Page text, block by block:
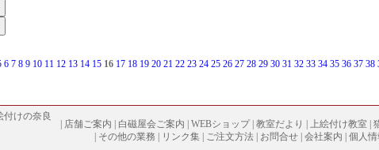
6 7 8 9 10 11 12 13 14 15 16 17 18 19 20 21 22 23 24 25 26 27 28 29 30 31 32 33 34 35 36 37 38
店舗ご案内 白磁屋会ご案内 WEBショップ| 教室だより 上絵付け教室
その他の業務 リンク集 ご注文方法 お問合せ 会社案内 個人